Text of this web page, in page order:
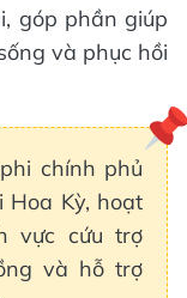
góp phần giúp
và phục hồi
chính phủ
Hoa Kỳ, hoạt
vực cứu trợ
và hỗ trợ